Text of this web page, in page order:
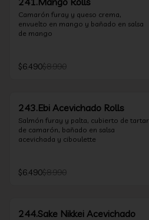
Camarón furay y queso crema,
envuelto en mango y bañado en salsa
de mango
$6.490$8.990
243.Ebi Acevichado Rolls
Salmón furay y palta, cubierto de tartar
de camarón, bañado en salsa
acevichada y ciboulette
$6.490$8.990
244.Sake Nikkei Acevichado